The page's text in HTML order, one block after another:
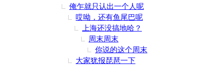
俺乍就只认出一个人呢
哎呦，还有鱼尾巴呢
上海还没搞地哈？
周末周末
你说的这个周末
大家犹报琵琶一下